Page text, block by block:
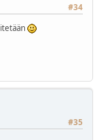
#34
#35